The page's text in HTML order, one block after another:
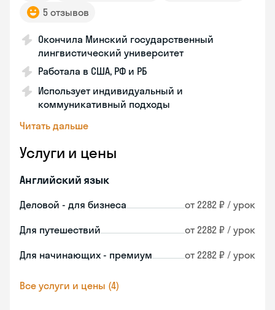
5 отзывов
Окончила Минский государственный
лингвистический университет
Работала в США, РФ и РБ
Использует индивидуальный и
коммуникативный подходы
Читать дальше
Услуги и цены
Английский язык
Деловой - для бизнеса от 2282 ₽ / урок
Для путешествий от 2282 ₽ / урок
Для начинающих - премиум от 2282 ₽ / урок
Все услуги и цены (4)